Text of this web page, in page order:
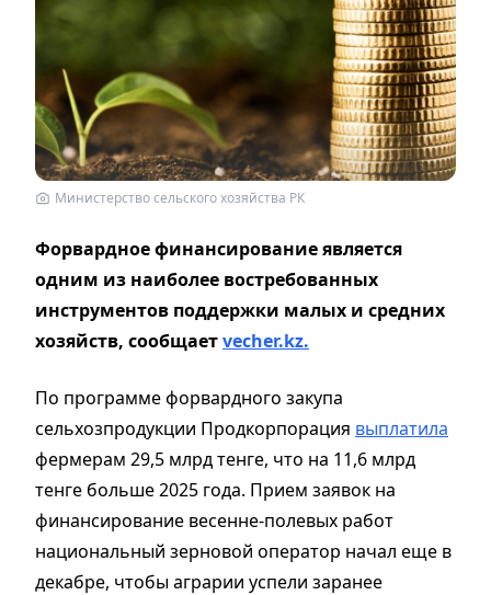
Министерство сельского хозяйства РК
Форвардное финансирование является
одним из наиболее востребованных
инструментов поддержки малых и средних
хозяйств, сообщаетvecher.kz.
По программе форвардного закупа
сельхозпродукции Продкорпорация выплатила
фермерам 29,5 млрд тенге, что на 11,6 млрд
тенге больше 2025 года. Прием заявок на
финансирование весенне-полевых работ
национальный зерновой оператор начал еще в
декабре, чтобы аграрии успели заранее